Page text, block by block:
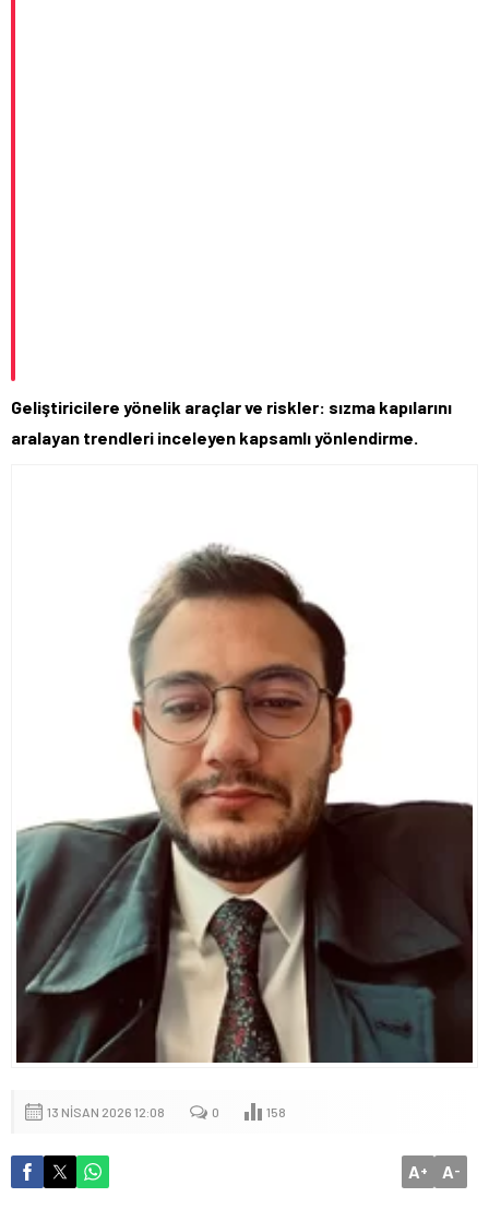
Geliştiricilere yönelik araçlar ve riskler: sızma kapılarını
aralayan trendleri inceleyen kapsamlı yönlendirme.
13 NISAN 2026 12:08 0 158
A+ A-